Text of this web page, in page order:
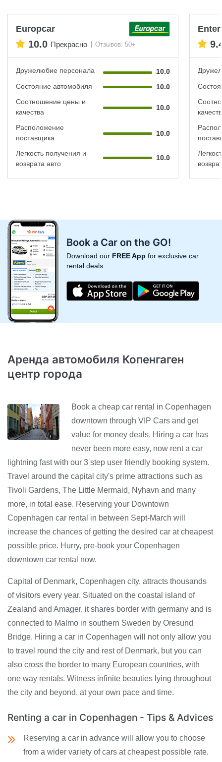
Europcar
10.0 Прекрасно Отзывов: 50+
Дружелюбие персонала
10.0
Состояние автомобиля
10.0
Соотношение цены и
качества
10.0
Расположение
поставщика
10.0
Легкость получения и
возврата авто
10.0
Book a Car on the GO!
Download our FREE App for exclusive car
rental deals.
Аренда автомобиля Копенгаген
центр города
Book a cheap car rental in Copenhagen
downtown through VIP Cars and get
value for money deals. Hiring a car has
never been more easy, now rent a car
lightning fast with our 3 step user friendly booking system.
Travel around the capital city's prime attractions such as
Tivoli Gardens, The Little Mermaid, Nyhavn and many
more, in total ease. Reserving your Downtown
Copenhagen car rental in between Sept-March will
increase the chances of getting the desired car at cheapest
possible price. Hurry, pre-book your Copenhagen
downtown car rental now.
Capital of Denmark, Copenhagen city, attracts thousands
of visitors every year. Situated on the coastal island of
Zealand and Amager, it shares border with germany and is
connected to Malmo in southern Sweden by Oresund
Bridge. Hiring a car in Copenhagen will not only allow you
to travel round the city and rest of Denmark, but you can
also cross the border to many European countries, with
one way rentals. Witness infinite beauties lying throughout
the city and beyond, at your own pace and time.
Renting a car in Copenhagen - Tips & Advices
Reserving a car in advance will allow you to choose
from a wider variety of cars at cheapest possible rate.